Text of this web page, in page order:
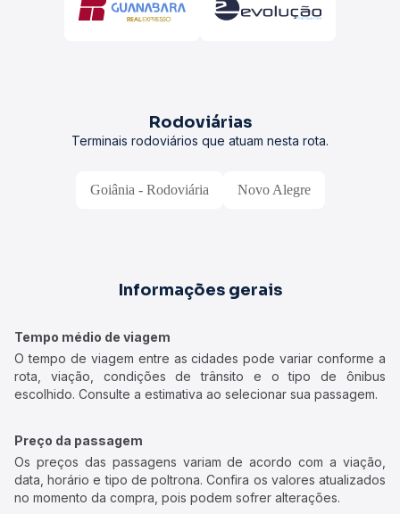
Rodoviárias
Terminais rodoviários que atuam nesta rota.
Goiânia - Rodoviária Novo Alegre
Informações gerais
Tempo médio de viagem
O tempo de viagem entre as cidades pode variar conforme a
rota, viação, condições de trânsito e o tipo de ônibus
escolhido. Consulte a estimativa ao selecionar sua passagem.
Preço da passagem
Os preços das passagens variam de acordo com a viação,
data, horário e tipo de poltrona. Confira os valores atualizados
no momento da compra, pois podem sofrer alterações.